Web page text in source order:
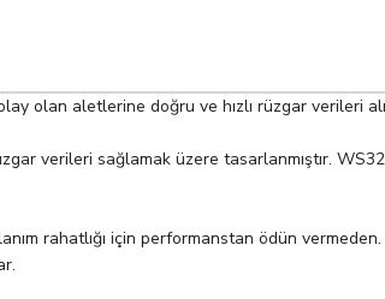
olan aletlerine doğru ve hızlı rüzgar verileri
verileri sağlamak üzere tasarlanmıştır.
rahatlığı için performanstan ödün